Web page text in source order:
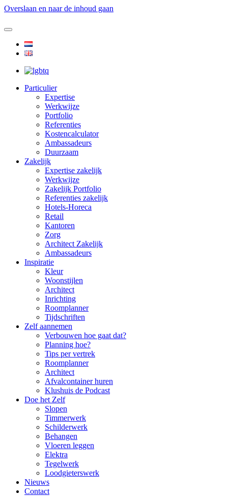
Overslaan en naar de inhoud gaan
Particulier
Expertise
Werkwijze
Portfolio
Referenties
Kostencalculator
Ambassadeurs
Duurzaam
Zakelijk
Expertise zakelijk
Werkwijze
Zakelijk Portfolio
Referenties zakelijk
Hotels-Horeca
Retail
Kantoren
Zorg
Architect Zakelijk
Ambassadeurs
Inspiratie
Kleur
Woonstijlen
Architect
Inrichting
Roomplanner
Tijdschriften
Zelf aannemen
Verbouwen hoe gaat dat?
Planning hoe?
Tips per vertrek
Roomplanner
Architect
Afvalcontainer huren
Klushuis de Podcast
Doe het Zelf
Slopen
Timmerwerk
Schilderwerk
Behangen
Vloeren leggen
Elektra
Tegelwerk
Loodgieterswerk
Nieuws
Contact